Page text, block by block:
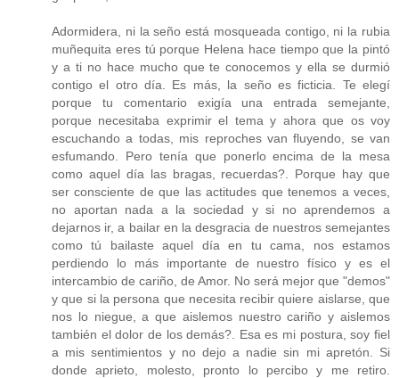
Adormidera, ni la seño está mosqueada contigo, ni la rubia
muñequita eres tú porque Helena hace tiempo que la pintó
y a ti no hace mucho que te conocemos y ella se durmió
contigo el otro día. Es más, la seño es ficticia. Te elegí
porque tu comentario exigía una entrada semejante,
porque necesitaba exprimir el tema y ahora que os voy
escuchando a todas, mis reproches van fluyendo, se van
esfumando. Pero tenía que ponerlo encima de la mesa
como aquel día las bragas, recuerdas?. Porque hay que
ser consciente de que las actitudes que tenemos a veces,
no aportan nada a la sociedad y si no aprendemos a
dejarnos ir, a bailar en la desgracia de nuestros semejantes
como tú bailaste aquel día en tu cama, nos estamos
perdiendo lo más importante de nuestro físico y es el
intercambio de cariño, de Amor. No será mejor que "demos"
y que si la persona que necesita recibir quiere aislarse, que
nos lo niegue, a que aislemos nuestro cariño y aislemos
también el dolor de los demás?. Esa es mi postura, soy fiel
a mis sentimientos y no dejo a nadie sin mi apretón. Si
donde aprieto, molesto, pronto lo percibo y me retiro.